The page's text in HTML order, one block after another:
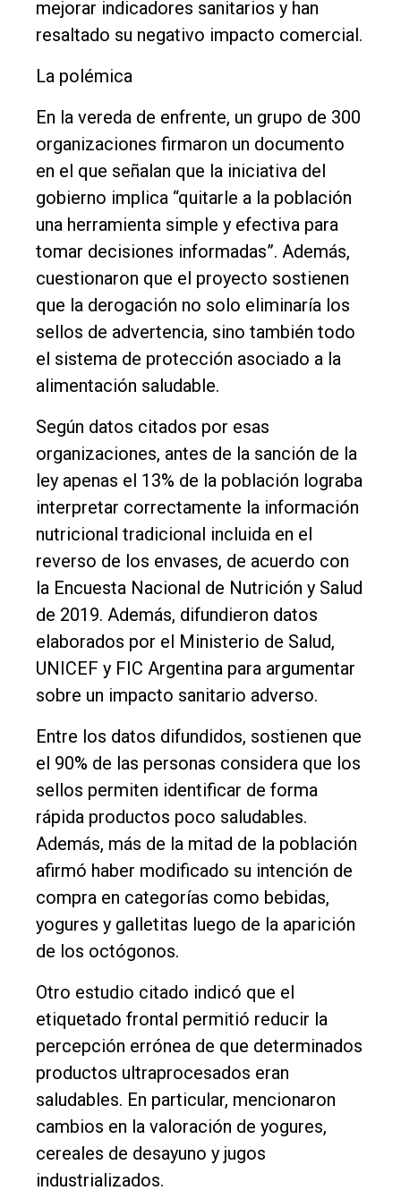
mejorar indicadores sanitarios y han
resaltado su negativo impacto comercial.
La polémica
En la vereda de enfrente, un grupo de 300
organizaciones firmaron un documento
en el que señalan que la iniciativa del
gobierno implica “quitarle a la población
una herramienta simple y efectiva para
tomar decisiones informadas”. Además,
cuestionaron que el proyecto sostienen
que la derogación no solo eliminaría los
sellos de advertencia, sino también todo
el sistema de protección asociado a la
alimentación saludable.
Según datos citados por esas
organizaciones, antes de la sanción de la
ley apenas el 13% de la población lograba
interpretar correctamente la información
nutricional tradicional incluida en el
reverso de los envases, de acuerdo con
la Encuesta Nacional de Nutrición y Salud
de 2019. Además, difundieron datos
elaborados por el Ministerio de Salud,
UNICEF y FIC Argentina para argumentar
sobre un impacto sanitario adverso.
Entre los datos difundidos, sostienen que
el 90% de las personas considera que los
sellos permiten identificar de forma
rápida productos poco saludables.
Además, más de la mitad de la población
afirmó haber modificado su intención de
compra en categorías como bebidas,
yogures y galletitas luego de la aparición
de los octógonos.
Otro estudio citado indicó que el
etiquetado frontal permitió reducir la
percepción errónea de que determinados
productos ultraprocesados eran
saludables. En particular, mencionaron
cambios en la valoración de yogures,
cereales de desayuno y jugos
industrializados.